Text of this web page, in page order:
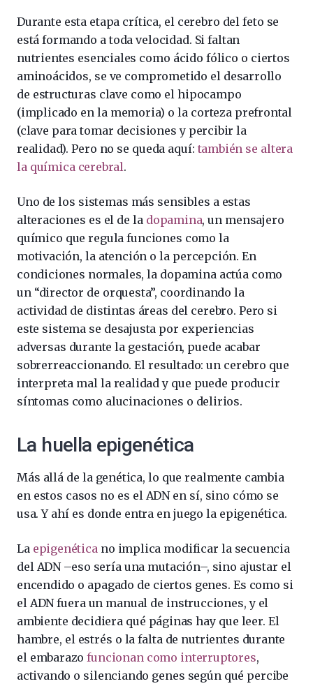
Durante esta etapa crítica, el cerebro del feto se
está formando a toda velocidad. Si faltan
nutrientes esenciales como ácido fólico o ciertos
aminoácidos, se ve comprometido el desarrollo
de estructuras clave como el hipocampo
(implicado en la memoria) o la corteza prefrontal
(clave para tomar decisiones y percibir la
realidad). Pero no se queda aquí: también se altera
la química cerebral.
Uno de los sistemas más sensibles a estas
alteraciones es el de la dopamina, un mensajero
químico que regula funciones como la
motivación, la atención o la percepción. En
condiciones normales, la dopamina actúa como
un “director de orquesta”, coordinando la
actividad de distintas áreas del cerebro. Pero si
este sistema se desajusta por experiencias
adversas durante la gestación, puede acabar
sobrerreaccionando. El resultado: un cerebro que
interpreta mal la realidad y que puede producir
síntomas como alucinaciones o delirios.
La huella epigenética
Más allá de la genética, lo que realmente cambia
en estos casos no es el ADN en sí, sino cómo se
usa. Y ahí es donde entra en juego la epigenética.
La epigenéticano implica modificar la secuencia
del ADN –eso sería una mutación–, sino ajustar el
encendido o apagado de ciertos genes. Es como si
el ADN fuera un manual de instrucciones, y el
ambiente decidiera qué páginas hay que leer. El
hambre, el estrés o la falta de nutrientes durante
el embarazofuncionan como interruptores,
activando o silenciando genes según qué percibe